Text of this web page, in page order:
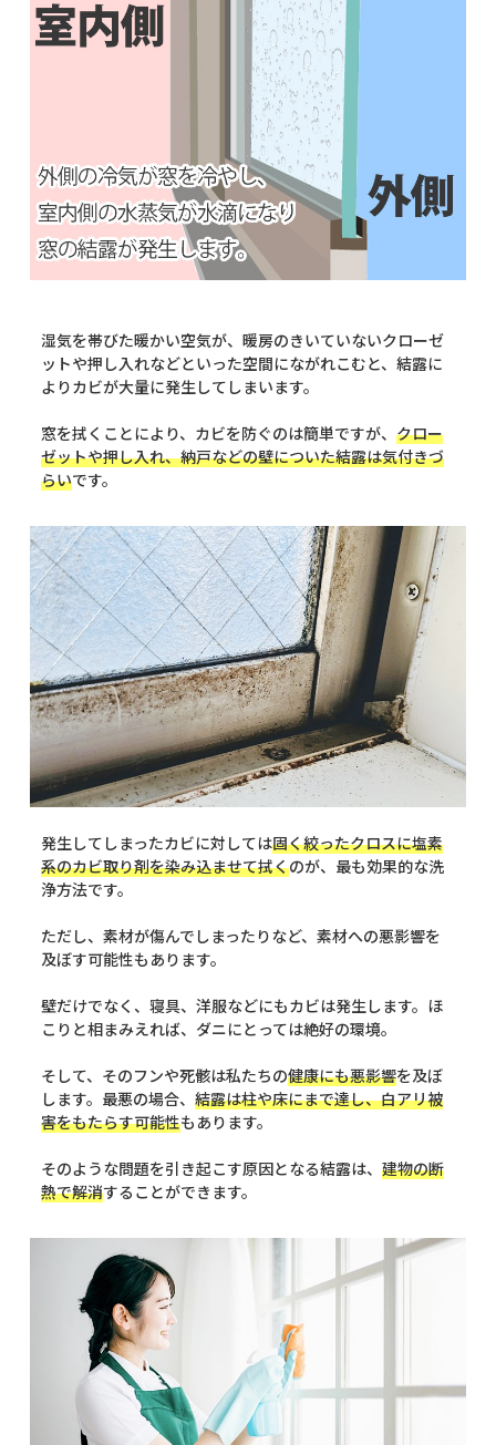
湿気を帯びた暖かい空気が、暖房のきいていないクローゼ
ットや押し入れなどといった空間にながれこむと、結露に
よりカビが大量に発生してしまいます。
窓を拭くことにより、カビを防ぐのは簡単ですが、 クロー
ゼットや押し入れ、納戸などの壁についた結露は気付きづ
らいです。
発生してしまったカビに対しては固く絞ったクロスに塩素
系のカビ取り剤を染み込ませて拭くのが、最も効果的な洗
浄方法です。
ただし、素材が傷んでしまったりなど、素材への悪影響を
及ぼす可能性もあります。
壁だけでなく、寝具、洋服などにもカビは発生します。ほ
こりと相まみえれば、ダニにとっては絶好の環境。
そして、そのフンや死骸は私たちの健康にも悪影響を及ぼ
します。最悪の場合、 結露は柱や床にまで達し、白アリ被
害をもたらす可能性もあります。
そのような問題を引き起こす原因となる結露は、 建物の断
熱で解消することができます。